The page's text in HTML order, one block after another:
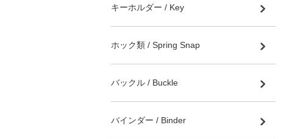
キーホルダー / Key
ホック類 / Spring Snap
バックル / Buckle
バインダー / Binder